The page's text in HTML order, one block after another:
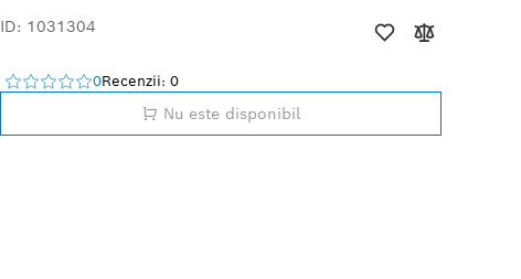
ID: 1031304
0Recenzii: 0
Nu este disponibil